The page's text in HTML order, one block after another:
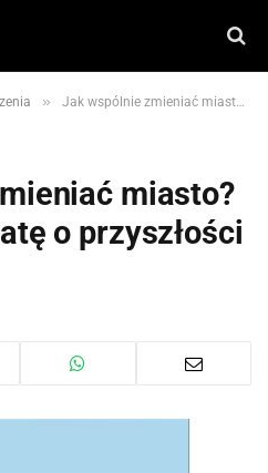
» Jak wspólnie zmieniać miasto? Przyjdź na debatę o przyszłości Rzeszowa
miasto?
o przyszłości